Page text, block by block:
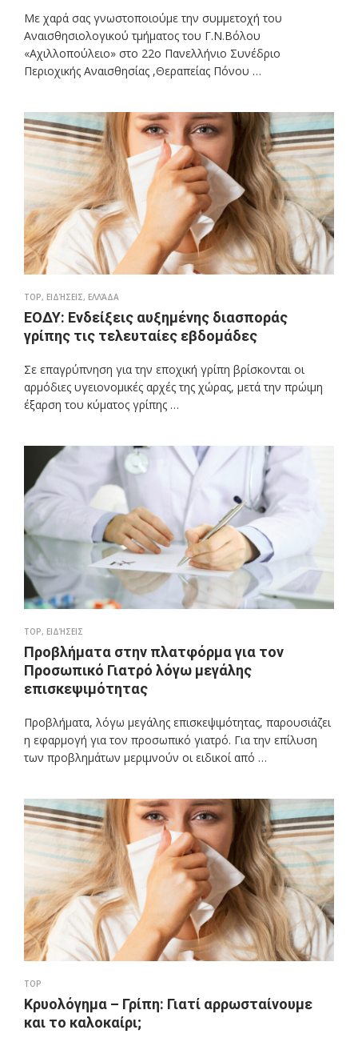
Με χαρά σας γνωστοποιούμε την συμμετοχή του
Αναισθησιολογικού τμήματος του Γ.Ν.Βόλου
«Αχιλλοπούλειο» στο 22ο Πανελλήνιο Συνέδριο
Περιοχικής Αναισθησίας ,Θεραπείας Πόνου …
TOP, ΕΙΔΉΣΕΙΣ, ΕΛΛΆΔΑ
ΕΟΔΥ: Ενδείξεις αυξημένης διασποράς
γρίπης τις τελευταίες εβδομάδες
Σε επαγρύπνηση για την εποχική γρίπη βρίσκονται οι
αρμόδιες υγειονομικές αρχές της χώρας, μετά την πρώιμη
έξαρση του κύματος γρίπης …
TOP, ΕΙΔΉΣΕΙΣ
Προβλήματα στην πλατφόρμα για τον
Προσωπικό Γιατρό λόγω μεγάλης
επισκεψιμότητας
Προβλήματα, λόγω μεγάλης επισκεψιμότητας, παρουσιάζει
η εφαρμογή για τον προσωπικό γιατρό. Για την επίλυση
των προβλημάτων μεριμνούν οι ειδικοί από …
TOP
Κρυολόγημα – Γρίπη: Γιατί αρρωσταίνουμε
και το καλοκαίρι;